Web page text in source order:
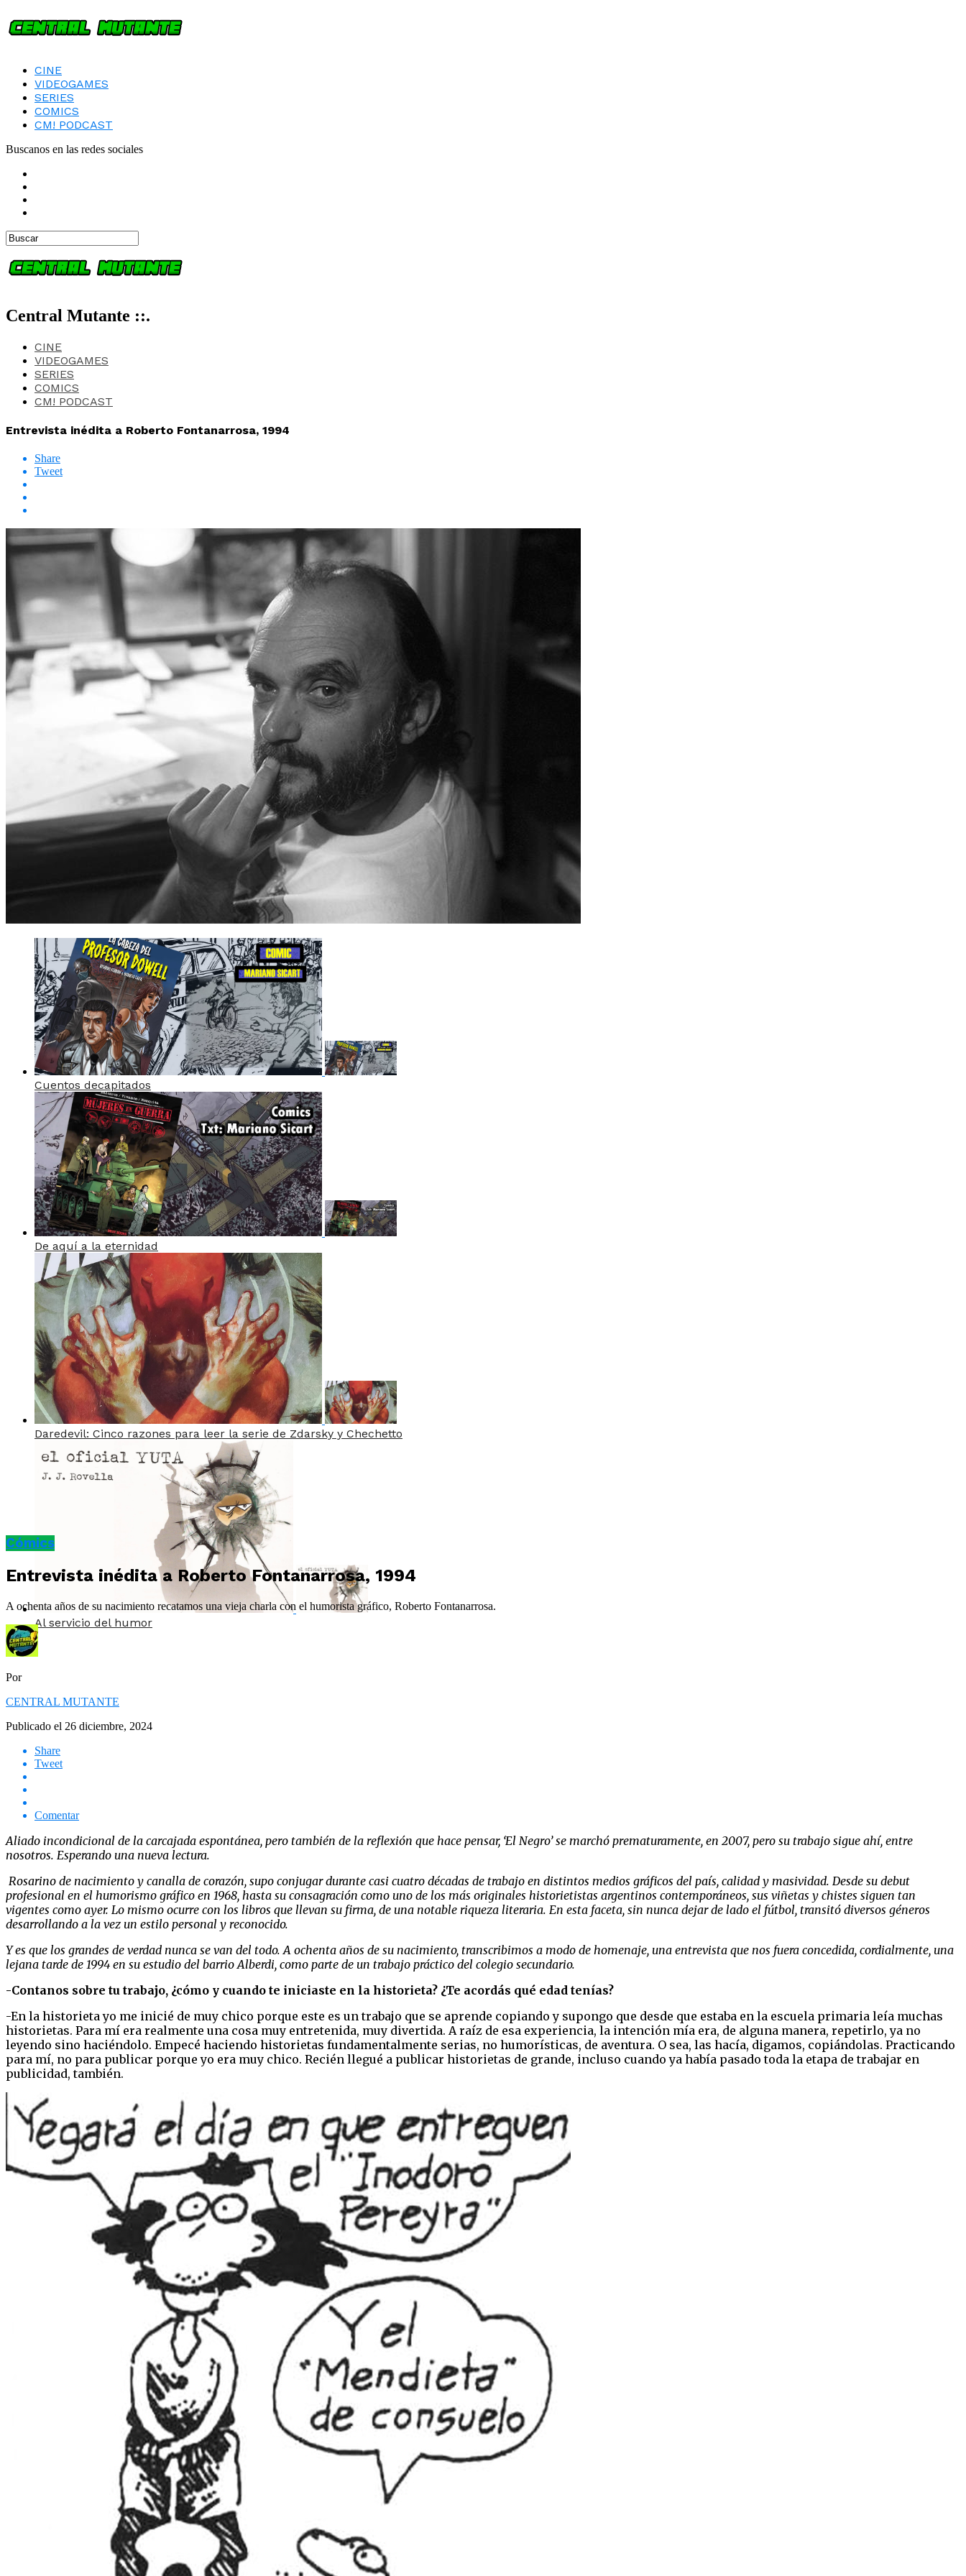
CINE
VIDEOGAMES
SERIES
COMICS
CM! PODCAST
Buscanos en las redes sociales
Central Mutante ::.
CINE
VIDEOGAMES
SERIES
COMICS
CM! PODCAST
Entrevista inédita a Roberto Fontanarrosa, 1994
Share
Tweet
Cuentos decapitados
De aquí a la eternidad
Daredevil: Cinco razones para leer la serie de Zdarsky y Chechetto
Al servicio del humor
Cómics
Entrevista inédita a Roberto Fontanarrosa, 1994
A ochenta años de su nacimiento recatamos una vieja charla con el humorista gráfico, Roberto Fontanarrosa.
Por
CENTRAL MUTANTE
Publicado el 26 diciembre, 2024
Share
Tweet
Comentar
Aliado incondicional de la carcajada espontánea, pero también de la reflexión que hace pensar, ‘El Negro’ se marchó prematuramente, en 2007, pero su trabajo sigue ahí, entre
nosotros. Esperando una nueva lectura.
Rosarino de nacimiento y canalla de corazón, supo conjugar durante casi cuatro décadas de trabajo en distintos medios gráficos del país, calidad y masividad. Desde su debut
profesional en el humorismo gráfico en 1968, hasta su consagración como uno de los más originales historietistas argentinos contemporáneos, sus viñetas y chistes siguen tan
vigentes como ayer. Lo mismo ocurre con los libros que llevan su firma, de una notable riqueza literaria. En esta faceta, sin nunca dejar de lado el fútbol, transitó diversos géneros
desarrollando a la vez un estilo personal y reconocido.
Y es que los grandes de verdad nunca se van del todo. A ochenta años de su nacimiento, transcribimos a modo de homenaje, una entrevista que nos fuera concedida, cordialmente, una
lejana tarde de 1994 en su estudio del barrio Alberdi, como parte de un trabajo práctico del colegio secundario.
-Contanos sobre tu trabajo, ¿cómo y cuando te iniciaste en la historieta? ¿Te acordás qué edad tenías?
-En la historieta yo me inicié de muy chico porque este es un trabajo que se aprende copiando y supongo que desde que estaba en la escuela primaria leía muchas
historietas. Para mí era realmente una cosa muy entretenida, muy divertida. A raíz de esa experiencia, la intención mía era, de alguna manera, repetirlo, ya no
leyendo sino haciéndolo. Empecé haciendo historietas fundamentalmente serias, no humorísticas, de aventura. O sea, las hacía, digamos, copiándolas. Practicando
para mí, no para publicar porque yo era muy chico. Recién llegué a publicar historietas de grande, incluso cuando ya había pasado toda la etapa de trabajar en
publicidad, también.